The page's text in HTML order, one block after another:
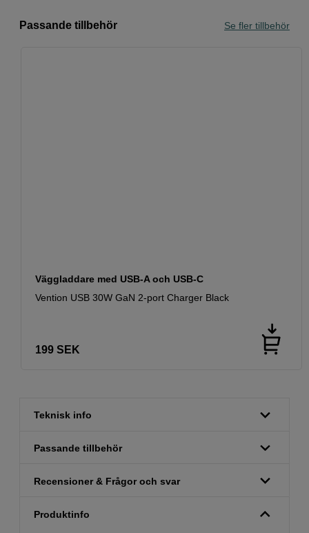
Passande tillbehör Se fler tillbehör
Väggladdare med USB-A och USB-C
Vention USB 30W GaN 2-port Charger Black
199 SEK
Teknisk info
Passande tillbehör
Recensioner & Frågor och svar
Produktinfo